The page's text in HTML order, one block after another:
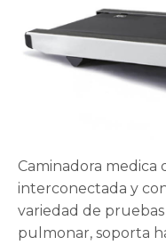
Caminadora medica
interconectada y
variedad de
pulmonar, soporta